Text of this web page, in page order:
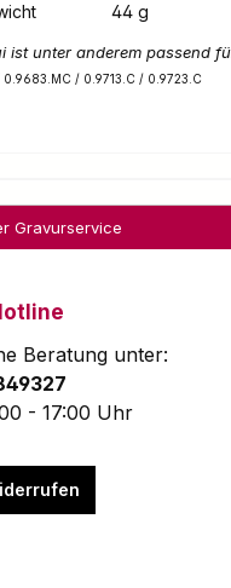
44 g
ist unter anderem passend
/ 0.9713.C / 0.9723.C
Gravurservice
Beratung unter:
- 17:00 Uhr